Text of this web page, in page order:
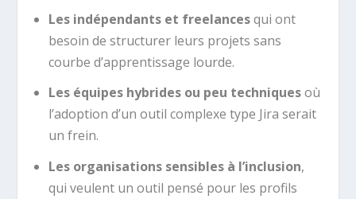
Les indépendants et freelancesqui ont
besoin de structurer leurs projets sans
courbe d’apprentissage lourde.
Les équipes hybrides ou peu techniquesoù
l’adoption d’un outil complexe type Jira serait
un frein.
Les organisations sensibles à l’inclusion,
qui veulent un outil pensé pour les profils